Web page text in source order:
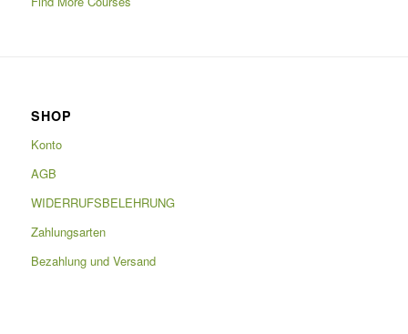
SHOP
Konto
AGB
WIDERRUFSBELEHRUNG
Zahlungsarten
Bezahlung und Versand